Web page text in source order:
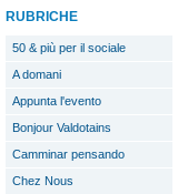
RUBRICHE
50 & più per il sociale
A domani
Appunta l'evento
Bonjour Valdotains
Camminar pensando
Chez Nous